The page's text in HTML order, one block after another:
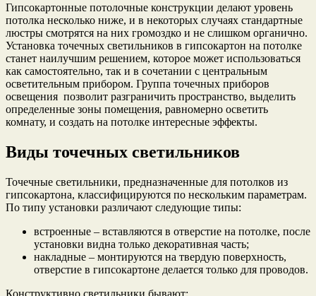
Гипсокартонные потолочные конструкции делают уровень
потолка несколько ниже, и в некоторых случаях стандартные
люстры смотрятся на них громоздко и не слишком органично.
Установка точечных светильников в гипсокартон на потолке
станет наилучшим решением, которое может использоваться
как самостоятельно, так и в сочетании с центральным
осветительным прибором. Группа точечных приборов
освещения позволит разграничить пространство, выделить
определенные зоны помещения, равномерно осветить
комнату, и создать на потолке интересные эффекты.
Виды точечных светильников
Точечные светильники, предназначенные для потолков из
гипсокартона, классифицируются по нескольким параметрам.
По типу установки различают следующие типы:
встроенные – вставляются в отверстие на потолке, после
установки видна только декоративная часть;
накладные – монтируются на твердую поверхность,
отверстие в гипсокартоне делается только для проводов.
Конструктивно светильники бывают: